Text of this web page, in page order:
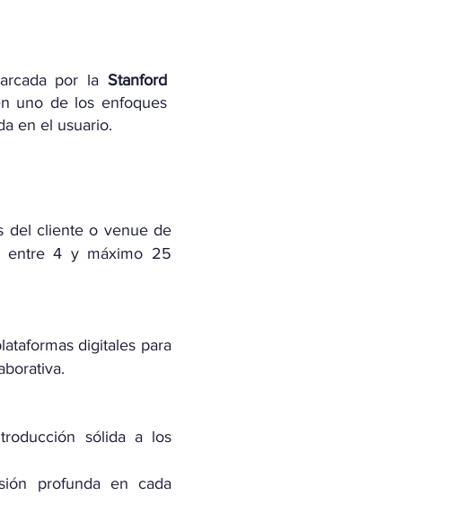
por la Stanford
uno de los enfoques
en el usuario.
del cliente o venue de
entre 4 y máximo 25
digitales para
sólida a los
profunda en cada